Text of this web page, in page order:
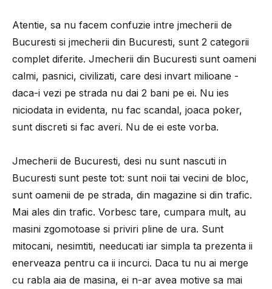
Atentie, sa nu facem confuzie intre jmecherii de
Bucuresti si jmecherii din Bucuresti, sunt 2 categorii
complet diferite. Jmecherii din Bucuresti sunt oameni
calmi, pasnici, civilizati, care desi invart milioane -
daca-i vezi pe strada nu dai 2 bani pe ei. Nu ies
niciodata in evidenta, nu fac scandal, joaca poker,
sunt discreti si fac averi. Nu de ei este vorba.
Jmecherii de Bucuresti, desi nu sunt nascuti in
Bucuresti sunt peste tot: sunt noii tai vecini de bloc,
sunt oamenii de pe strada, din magazine si din trafic.
Mai ales din trafic. Vorbesc tare, cumpara mult, au
masini zgomotoase si priviri pline de ura. Sunt
mitocani, nesimtiti, needucati iar simpla ta prezenta ii
enerveaza pentru ca ii incurci. Daca tu nu ai merge
cu rabla aia de masina, ei n-ar avea motive sa mai